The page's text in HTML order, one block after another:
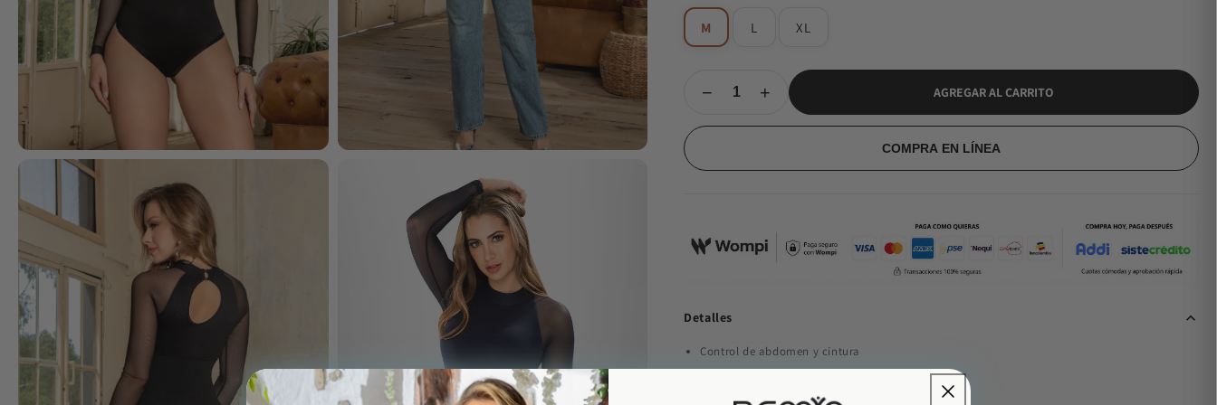
M L XL
− + AGREGAR AL CARRITO
COMPRA EN LÍNEA
Detalles
Control de abdomen y cintura
Cuello alto